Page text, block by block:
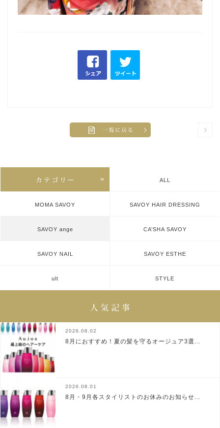
ALL
MOMA SAVOY SAVOY HAIR DRESSING
SAVOY ange CA’SHA SAVOY
SAVOY NAIL SAVOY ESTHE
ult STYLE
2026.08.02
8月におすすめ！夏の髪を守るオージュア3選...
2026.08.01
8月・9月各スタイリストのお休みのお知らせ...